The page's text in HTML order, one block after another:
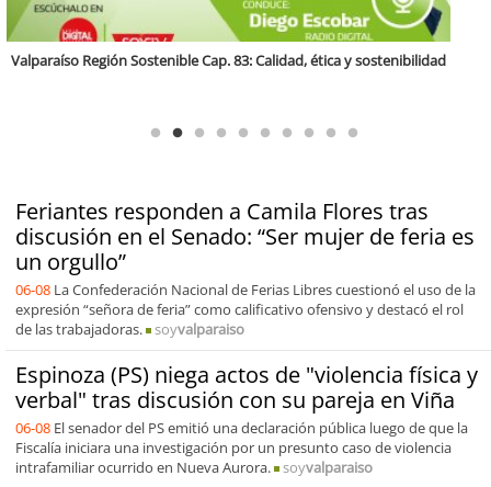
Feriantes responden a Camila Flores tras
discusión en el Senado: “Ser mujer de feria es
un orgullo”
06-08 La Confederación Nacional de Ferias Libres cuestionó el uso de la
expresión “señora de feria” como calificativo ofensivo y destacó el rol
de las trabajadoras.
soyvalparaiso
Espinoza (PS) niega actos de "violencia física y
verbal" tras discusión con su pareja en Viña
06-08 El senador del PS emitió una declaración pública luego de que la
Fiscalía iniciara una investigación por un presunto caso de violencia
intrafamiliar ocurrido en Nueva Aurora.
soyvalparaiso